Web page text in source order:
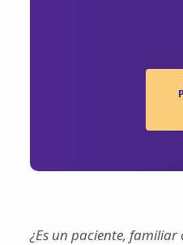
¿Es un paciente,